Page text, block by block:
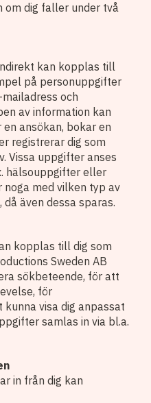
om dig faller under två
kan kopplas till
på personuppgifter
och
av information kan
ansökan, bokar en
registrerar dig som
Vissa uppgifter anses
hälsouppgifter eller
med vilken typ av
även dessa sparas.
kopplas till dig som
Sweden AB
sökbeteende, för att
för
visa dig anpassat
samlas in via bl.a.
in från dig kan